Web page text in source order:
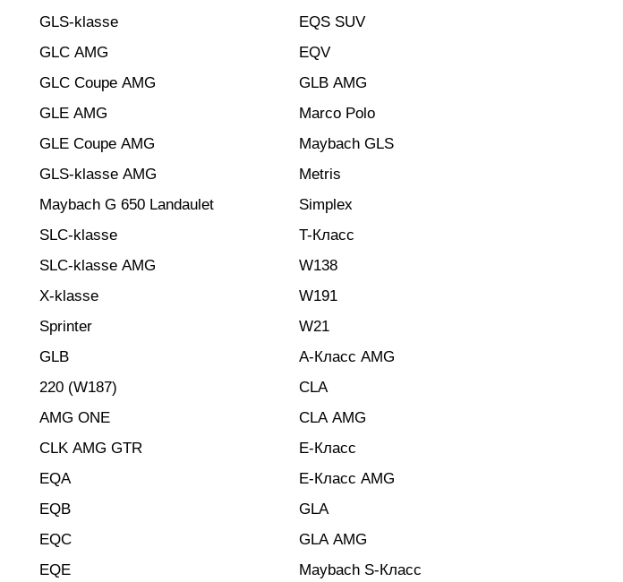
GLS-klasse
GLC AMG
GLC Coupe AMG
GLE AMG
GLE Coupe AMG
GLS-klasse AMG
Maybach G 650 Landaulet
SLC-klasse
SLC-klasse AMG
X-klasse
Sprinter
GLB
220 (W187)
AMG ONE
CLK AMG GTR
EQA
EQB
EQC
EQE
EQS SUV
EQV
GLB AMG
Marco Polo
Maybach GLS
Metris
Simplex
T-Класс
W138
W191
W21
A-Класс AMG
CLA
CLA AMG
E-Класс
E-Класс AMG
GLA
GLA AMG
Maybach S-Класс